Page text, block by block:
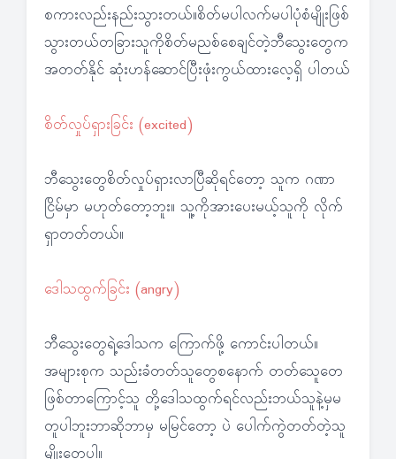
စကားလည်းနည်းသွားတယ်။စိတ်မပါလက်မပါပုံစံမျိုးဖြစ်
သွားတယ်တခြားသူကိုစိတ်မညစ်စေချင်တဲ့ဘီသွေးတွေက
အတတ်နိုင် ဆုံးဟန်ဆောင်ပြီးဖုံးကွယ်ထားလေ့ရှိ ပါတယ်
စိတ်လှုပ်ရှားခြင်း (excited)
ဘီသွေးတွေစိတ်လှုပ်ရှားလာပြီဆိုရင်တော့ သူက ဂဏာ
ငြိမ်မှာ မဟုတ်တော့ဘူး။ သူ့ကိုအားပေးမယ့်သူကို လိုက်
ရှာတတ်တယ်။
ဒေါသထွက်ခြင်း (angry)
ဘီသွေးတွေရဲ့ဒေါသက ကြောက်ဖို့ ကောင်းပါတယ်။
အများစုက သည်းခံတတ်သူတွေစနောက် တတ်သေူတေ
ဖြစ်တာကြောင့်သူ တို့ဒေါသထွက်ရင်လည်းဘယ်သူနဲ့မှမ
တူပါဘူးဘာဆိုဘာမှ မမြင်တော့ ပဲ ပေါက်ကွဲတတ်တဲ့သူ
မျိုးတွေပါ။